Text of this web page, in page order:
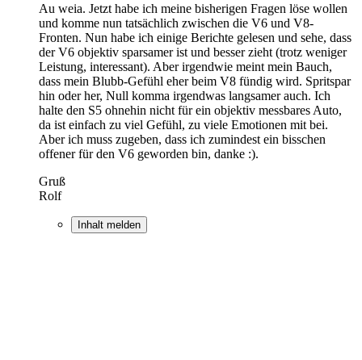
Au weia. Jetzt habe ich meine bisherigen Fragen löse wollen
und komme nun tatsächlich zwischen die V6 und V8-
Fronten. Nun habe ich einige Berichte gelesen und sehe, dass
der V6 objektiv sparsamer ist und besser zieht (trotz weniger
Leistung, interessant). Aber irgendwie meint mein Bauch,
dass mein Blubb-Gefühl eher beim V8 fündig wird. Spritspar
hin oder her, Null komma irgendwas langsamer auch. Ich
halte den S5 ohnehin nicht für ein objektiv messbares Auto,
da ist einfach zu viel Gefühl, zu viele Emotionen mit bei.
Aber ich muss zugeben, dass ich zumindest ein bisschen
offener für den V6 geworden bin, danke :).
Gruß
Rolf
Inhalt melden